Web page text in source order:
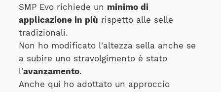
SMP Evo richiede un minimo di
applicazione in più rispetto alle selle
tradizionali.
Non ho modificato l'altezza sella anche se
a subire uno stravolgimento è stato
l'avanzamento.
Anche qui ho adottato un approccio